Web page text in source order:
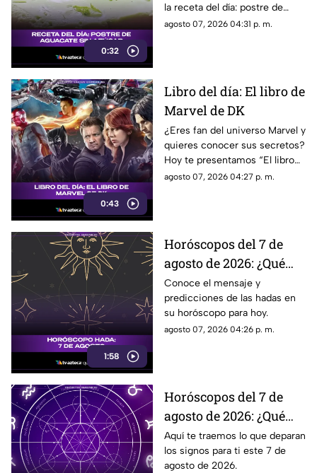
0:32
la receta del día: postre de
aguacate sin azúcar que te va
agosto 07, 2026 04:31 p. m.
0:43
Libro del día: El libro de
Marvel de DK
¿Eres fan del universo Marvel y
quieres conocer sus secretos?
Hoy te presentamos “El libro
de Marvel de DK”, una guía
agosto 07, 2026 04:27 p. m.
1:58
Horóscopos del 7 de
agosto de 2026: ¿Qué
revelan las hadas hoy?
Conoce el mensaje y
predicciones de las hadas en
su horóscopo para hoy.
agosto 07, 2026 04:26 p. m.
Horóscopos del 7 de
agosto de 2026: ¿Qué
revelan los aztecas
hoy?
Aquí te traemos lo que deparan
los signos para ti este 7 de
agosto de 2026.